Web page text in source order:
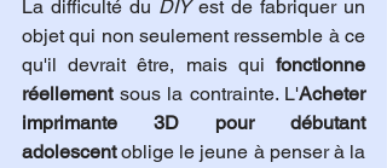
La difficulté du DIY est de fabriquer un
objet qui non seulement ressemble à ce
qu'il devrait être, mais qui fonctionne
réellement sous la contrainte. L'Acheter
imprimante 3D pour débutant
adolescent